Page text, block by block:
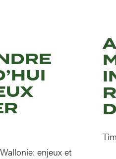
enjeux et